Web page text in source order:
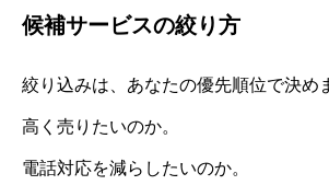
候補サービスの絞り方
絞り込みは、あなたの優先順位で決め
高く売りたいのか。
電話対応を減らしたいのか。